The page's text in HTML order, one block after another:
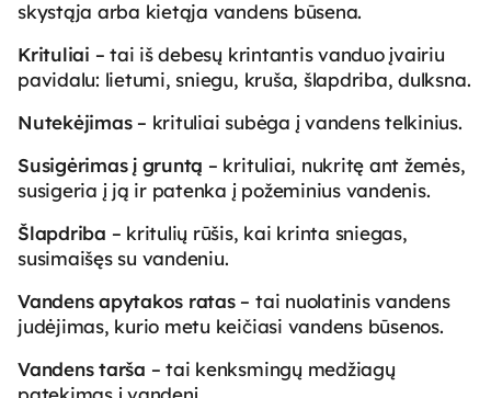
skystąja arba kietąja vandens būsena.
Krituliai – tai iš debesų krintantis vanduo įvairiu
pavidalu: lietumi, sniegu, kruša, šlapdriba, dulksna.
Nutekėjimas – krituliai subėga į vandens telkinius.
Susigėrimas į gruntą – krituliai, nukritę ant žemės,
susigeria į ją ir patenka į požeminius vandenis.
Šlapdriba – kritulių rūšis, kai krinta sniegas,
susimaišęs su vandeniu.
Vandens apytakos ratas– tai nuolatinis vandens
judėjimas, kurio metu keičiasi vandens būsenos.
Vandens tarša – tai kenksmingų medžiagų